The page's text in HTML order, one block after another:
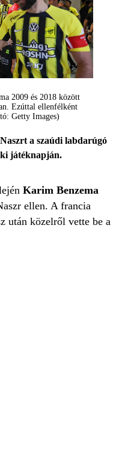
2009 és 2018 között
Ezúttal ellenfélként
Getty Images)
a szaúdi labdarúgó
játéknapján.
Karim Benzema
ellen. A francia
után közelről vette be a